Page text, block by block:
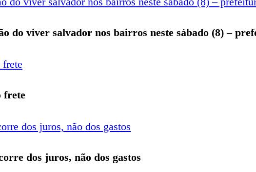
do viver salvador nos bairros neste sábado (8) –
frete
dos juros, não dos gastos